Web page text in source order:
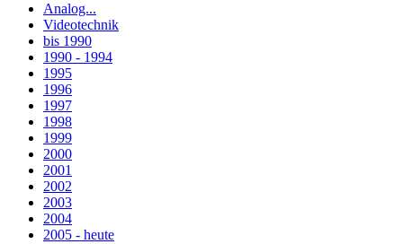
Analog...
Videotechnik
bis 1990
1990 - 1994
1995
1996
1997
1998
1999
2000
2001
2002
2003
2004
2005 - heute